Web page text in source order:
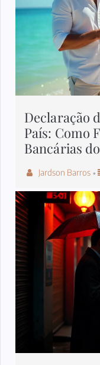
Declaração
País: Como
Bancárias
Jardson Barros •